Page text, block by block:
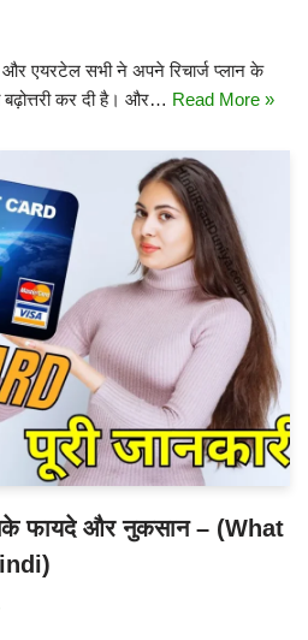
और एयरटेल सभी ने अपने रिचार्ज प्लान के
कर दी है। और… Read More »
फायदे और नुकसान – (What